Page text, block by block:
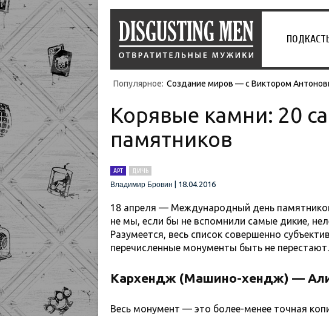
Популярное: Создание миров — с Виктором
Корявые камни: 20
памятников
АРТ
ДИЧЬ
Владимир Бровин
18.04.2016
18 апреля — Международный день
не мы, если бы не вспомнили самые дикие,
Разумеется, весь список совершенно
перечисленные монументы быть не перестают.
Кархендж (Машино-хендж) —
Весь монумент — это более-менее точная